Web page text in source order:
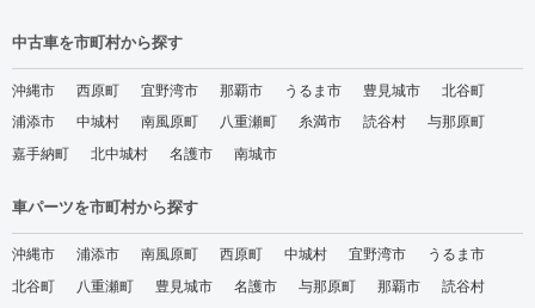
中古車を市町村から探す
沖縄市 西原町 宜野湾市 那覇市 うるま市 豊見城市
北谷町
浦添市
中城村 南風原町 八重瀬町 糸満市 読谷村
与那原町
嘉手納町
北中城村 名護市 南城市
車パーツを市町村から探す
沖縄市 浦添市 南風原町 西原町 中城村 宜野湾市
うるま市
北谷町
八重瀬町 豊見城市 名護市 与那原町 那覇市
読谷村